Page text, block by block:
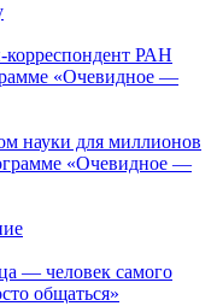
корреспондент РАН
«Очевидное —
науки для миллионов
«Очевидное —
— человек самого
общаться»